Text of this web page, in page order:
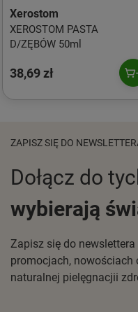
Xerostom
XEROSTOM PASTA
D/ZĘBÓW 50ml
38,69 zł
ZAPISZ SIĘ DO
Dołącz do
wybierają
Zapisz się do
promocjach, nowościach
naturalnej pielęgnacjii